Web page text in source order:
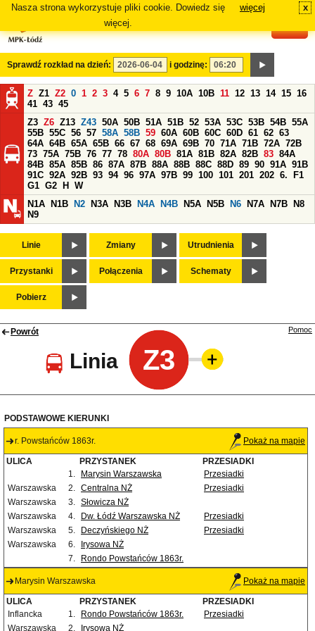
Nasza strona wykorzystuje pliki cookie. Dowiedz się
więcej.
więcej x
Sprawdź rozkład na dzień: i godzinę:
Z Z1 Z2 0 1 2 3 4 5 6 7 8 9 10A 10B 11 12 13 14 15 16
41 43 45
Z3 Z6 Z13 Z43 50A 50B 51A 51B 52 53A 53C 53B 54B 55A
55B 55C 56 57 58A 58B 59 60A 60B 60C 60D 61 62 63
64A 64B 65A 65B 66 67 68 69A 69B 70 71A 71B 72A 72B
73 75A 75B 76 77 78 80A 80B 81A 81B 82A 82B 83 84A
84B 85A 85B 86 87A 87B 88A 88B 88C 88D 89 90 91A 91B
91C 92A 92B 93 94 96 97A 97B 99 100 101 201 202 6.
F1
G1 G2 H
W
N1A
N1B N2 N3A N3B N4A N4B N5A N5B N6 N7A N7B
N8
N9
Linie Zmiany Utrudnienia
Przystanki Połączenia Schematy
Pobierz
Powrót
Linia Z3
Pomoc
PODSTAWOWE KIERUNKI
r. Powstańców 1863r. Pokaż na mapie
ULICA PRZYSTANEK
PRZESIADKI
1.
Marysin Warszawska
Przesiadki
Warszawska
2. Centralna NŻ
Przesiadki
Warszawska
3. Słowicza NŻ
Warszawska
4. Dw. Łódź Warszawska NŻ
Przesiadki
Warszawska
5. Deczyńskiego NŻ
Przesiadki
Warszawska
6.
Irysowa NŻ
7.
Rondo Powstańców 1863r.
Marysin Warszawska Pokaż na mapie
ULICA PRZYSTANEK
PRZESIADKI
Inflancka
1. Rondo Powstańców 1863r.
Przesiadki
Warszawska
2. Irysowa NŻ